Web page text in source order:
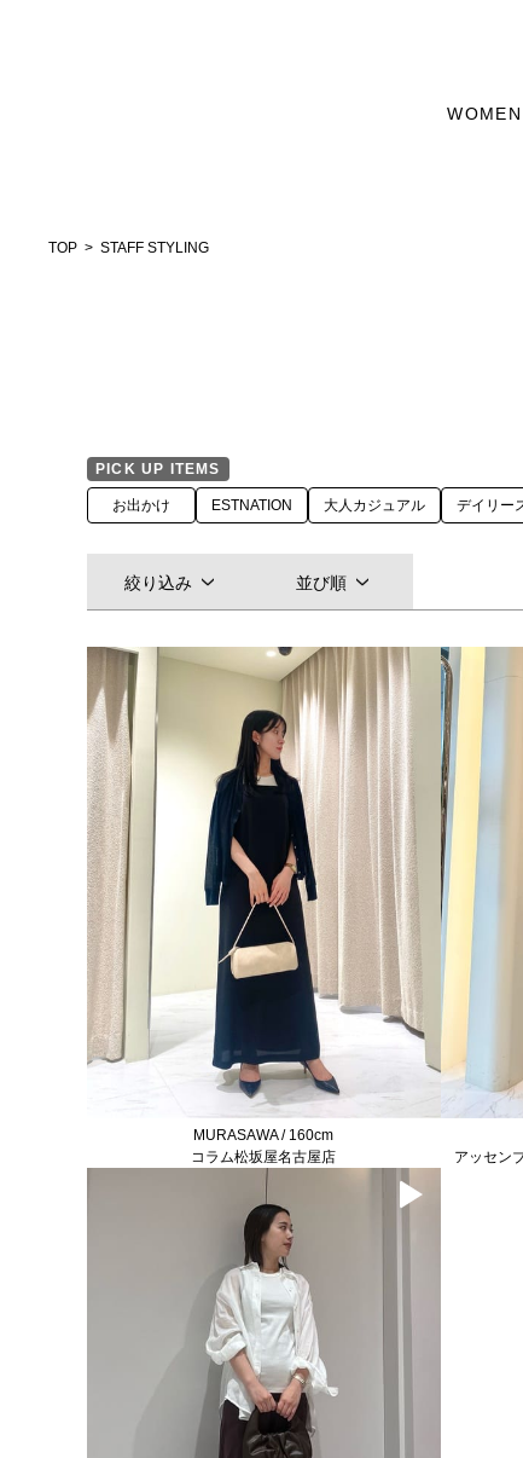
WOMEN
TOP STAFF STYLING
PICK UP ITEMS
お出かけ ESTNATION 大人カジュアル デイリー
絞り込み 並び順
MURASAWA / 160cm
コラム松坂屋名古屋店
アッセン